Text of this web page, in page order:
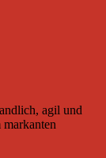
agil und